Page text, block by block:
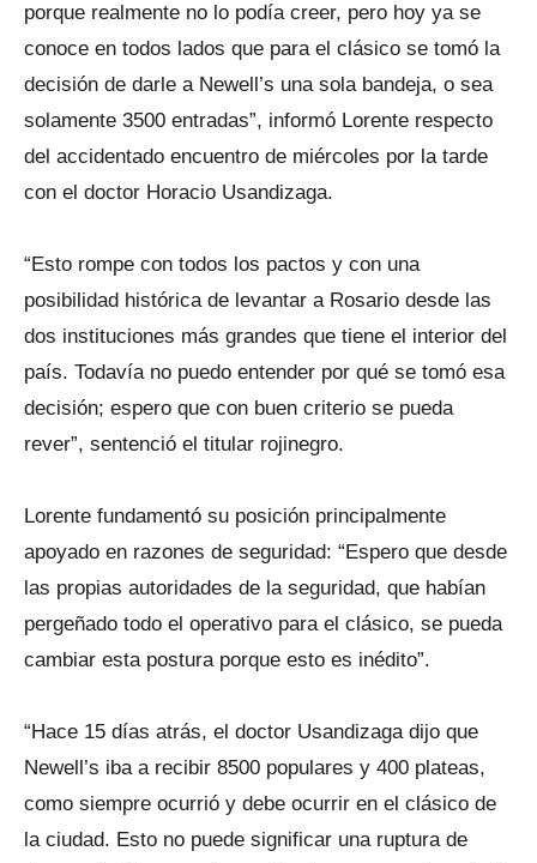
porque realmente no lo podía creer, pero hoy ya se
conoce en todos lados que para el clásico se tomó la
decisión de darle a Newell’s una sola bandeja, o sea
solamente 3500 entradas”, informó Lorente respecto
del accidentado encuentro de miércoles por la tarde
con el doctor Horacio Usandizaga.
“Esto rompe con todos los pactos y con una
posibilidad histórica de levantar a Rosario desde las
dos instituciones más grandes que tiene el interior del
país. Todavía no puedo entender por qué se tomó esa
decisión; espero que con buen criterio se pueda
rever”, sentenció el titular rojinegro.
Lorente fundamentó su posición principalmente
apoyado en razones de seguridad: “Espero que desde
las propias autoridades de la seguridad, que habían
pergeñado todo el operativo para el clásico, se pueda
cambiar esta postura porque esto es inédito”.
“Hace 15 días atrás, el doctor Usandizaga dijo que
Newell’s iba a recibir 8500 populares y 400 plateas,
como siempre ocurrió y debe ocurrir en el clásico de
la ciudad. Esto no puede significar una ruptura de